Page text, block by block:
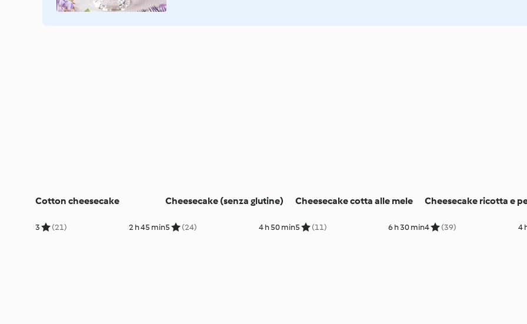
Cotton cheesecake
3 (21) 2 h 45 min
Cheesecake (senza glutine)
5 (24) 4 h 50 min
Cheesecake cotta alle mele
5 (11) 6 h 30 min
Cheesecake ricotta e
4 (39) 4